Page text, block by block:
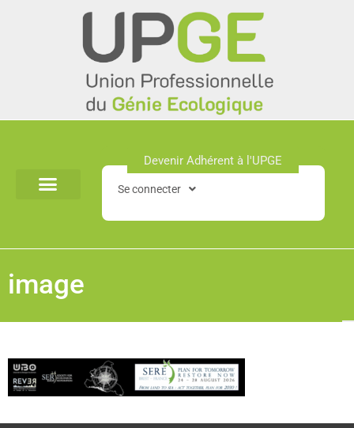
Devenir Adhérent à l'UPGE​
Se connecter
image